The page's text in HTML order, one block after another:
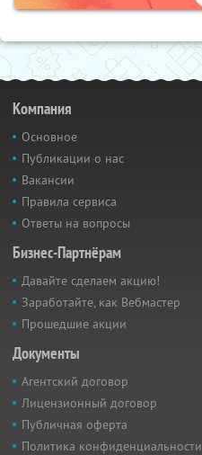
Компания
Основное
Публикации о нас
Вакансии
Правила сервиса
Ответы на вопросы
Бизнес-Партнёрам
Давайте сделаем акцию!
Заработайте, как Вебмастер
Прошедшие акции
Документы
Агентский договор
Лицензионный договор
Публичная оферта
Политика конфиденциальности